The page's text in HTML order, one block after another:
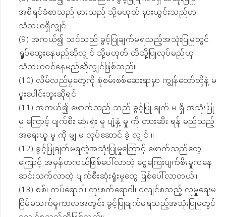
အစီရင်ခံစာသည် မှားသည် သို့မဟုတ် မှားယွင်းသည်ဟု
သံသယရှိလျှင်
(9) အကယ်၍ သင်သည် ခွင့်ပြုချက်မရသည့်အသုံးပြုမှုတွင်
ရှုပ်ထွေးနေမည်ဆိုလျှင် သို့မဟုတ် ထိုသို့ပြုလုပ်မည်ဟု
သံသယဝင်နေမည်ဆိုလျှင်ဖြစ်သည်။
(10) လိမ်လည်မှုတွေကို စုံစမ်းစစ်ဆေးရာမှာ ကျွန်တော်တို့နဲ့ မ
ပူးပေါင်းဘူးဆိုရင်
(11) အကယ်၍ ဖောက်သည် သည် ခွင့်ပြု ချက် မ ရှိ အသုံးပြု
မှု ကြောင့် ပျက်စီး ဆုံးရှုံး မှု ပျံ့နှံ့ မှု ကို တားဆီး ရန် မည်သည့်
အရေးယူ မှု ကို မျှ မ လုပ်ဆောင် ခဲ့ လျှင် ။
(12) ခွင့်ပြုချက်မရတဲ့အသုံးပြုမှုကြောင့် ဖောက်သည်တွေ
ကြောင့် အမှန်တကယ်ဖြစ်ပေါ်လာတဲ့ ငွေကြေးပျက်စီးမှုကနေ
ဆင်းသက်လာတဲ့ ပျက်စီးဆုံးရှုံးမှုတွေ ဖြစ်ပေါ်လာတယ်။
(13) စစ်၊ ကပ်ရောဂါ၊ ကူးစက်ရောဂါ၊ ငလျင်စသည့် လူမှုရေးမ
ငြိမ်မသက်မှုကာလအတွင်း ခွင့်ပြုချက်မရသည့်အသုံးပြုမှုတွင်